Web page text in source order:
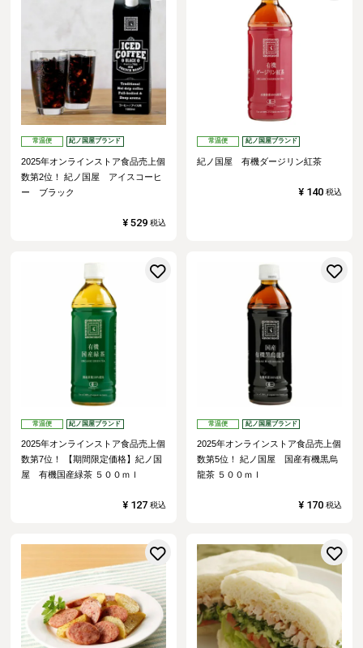
常温便 紀ノ国屋ブランド
2025年オンラインストア食品売上個
数第2位！
紀ノ国屋 アイスコーヒ
ー ブラック
¥ 529 税込
常温便 紀ノ国屋ブランド
紀ノ国屋 有機ダージリン紅茶
¥ 140 税込
常温便 紀ノ国屋ブランド
2025年オンラインストア食品売上個
数第7位！
【期間限定価格】紀ノ国
屋 有機国産緑茶 ５００ｍｌ
¥ 127 税込
お気に入りに登録する
常温便 紀ノ国屋ブランド
2025年オンラインストア食品売上個
数第5位！
紀ノ国屋 国産有機黒烏
龍茶 ５００ｍｌ
¥ 170 税込
お気に入りに登録する